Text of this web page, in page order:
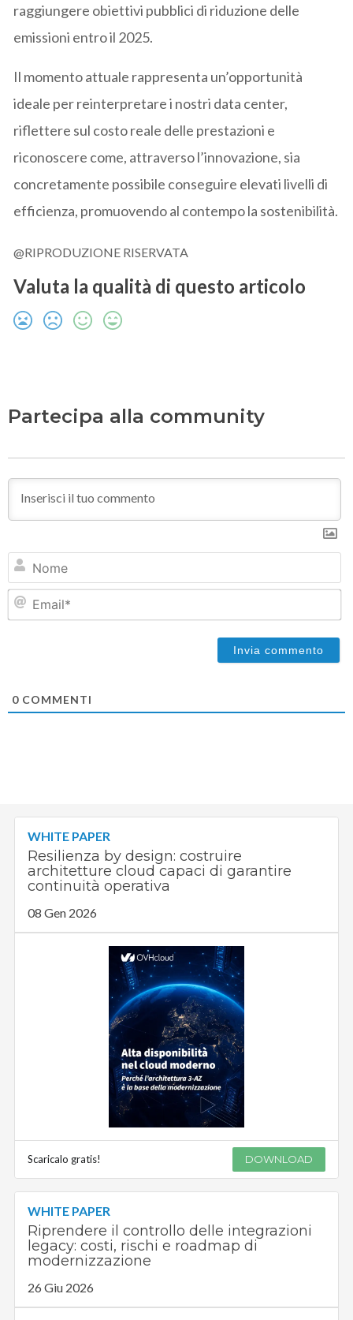
raggiungere obiettivi pubblici di riduzione delle
emissioni entro il 2025.
Il momento attuale rappresenta un’opportunità
ideale per reinterpretare i nostri data center,
riflettere sul costo reale delle prestazioni e
riconoscere come, attraverso l’innovazione, sia
concretamente possibile conseguire elevati livelli di
efficienza, promuovendo al contempo la sostenibilità.
@RIPRODUZIONE RISERVATA
Valuta la qualità di questo articolo
Partecipa alla community
0 COMMENTI
WHITE PAPER
Resilienza by design: costruire
architetture cloud capaci di garantire
continuità operativa
08 Gen 2026
Scaricalo gratis! DOWNLOAD
WHITE PAPER
Riprendere il controllo delle integrazioni
legacy: costi, rischi e roadmap di
modernizzazione
26 Giu 2026